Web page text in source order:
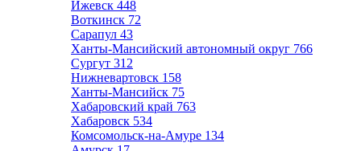
Ижевск 448
Воткинск 72
Сарапул 43
Ханты-Мансийский автономный округ 766
Сургут 312
Нижневартовск 158
Ханты-Мансийск 75
Хабаровский край 763
Хабаровск 534
Комсомольск-на-Амуре 134